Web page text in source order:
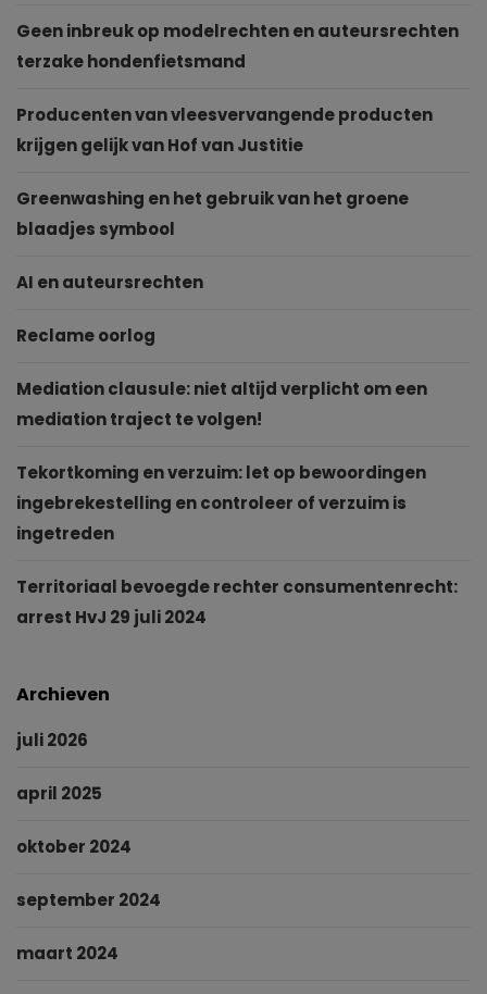
Geen inbreuk op modelrechten en auteursrechten
terzake hondenfietsmand
Producenten van vleesvervangende producten
krijgen gelijk van Hof van Justitie
Greenwashing en het gebruik van het groene
blaadjes symbool
AI en auteursrechten
Reclame oorlog
Mediation clausule: niet altijd verplicht om een
mediation traject te volgen!
Tekortkoming en verzuim: let op bewoordingen
ingebrekestelling en controleer of verzuim is
ingetreden
Territoriaal bevoegde rechter consumentenrecht:
arrest HvJ 29 juli 2024
Archieven
juli 2026
april 2025
oktober 2024
september 2024
maart 2024